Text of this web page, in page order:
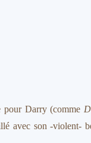
pour Darry (comme
avec son -violent-